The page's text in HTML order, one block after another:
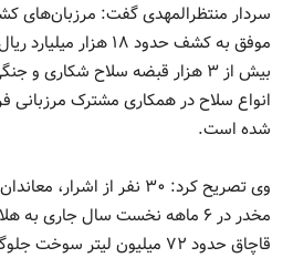
سردار منتظرالمهدی گفت: مرزبان‌های
موفق به کشف حدود ۱۸
انواع سلاح در همکاری مشترک مرزبانی
شده است.
وی تصریح کرد: ۳۰ نفر از
مخدر در ۶ ماهه نخست سال جاری
قاچاق حدود ۷۲ میلیون لیتر سوخت جلوگیری به عمل آمده است.